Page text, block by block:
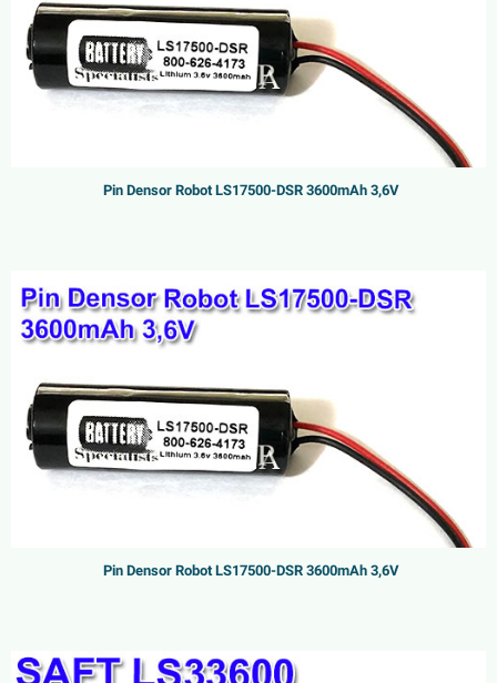
Pin Densor Robot LS17500-DSR 3600mAh 3,6V
Pin Densor Robot LS17500-DSR 3600mAh 3,6V